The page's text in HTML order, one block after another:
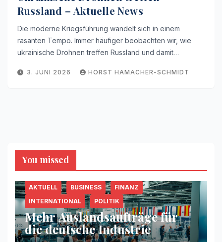
Russland – Aktuelle News
Die moderne Kriegsführung wandelt sich in einem
rasanten Tempo. Immer häufiger beobachten wir, wie
ukrainische Drohnen treffen Russland und damit…
3. JUNI 2026 HORST HAMACHER-SCHMIDT
You missed
AKTUELL BUSINESS
FINANZ
INTERNATIONAL
POLITIK
Mehr Auslandsaufträge für
die deutsche Industrie